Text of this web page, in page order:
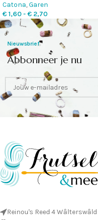
Catona,Garen
€1,60 - € 2,70
Nieuwsbrief
Abbonneer je nu
Reinou's Reed 4 Wâlterswâld